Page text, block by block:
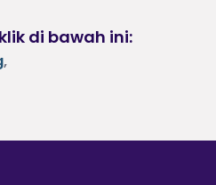
di bawah ini:
,